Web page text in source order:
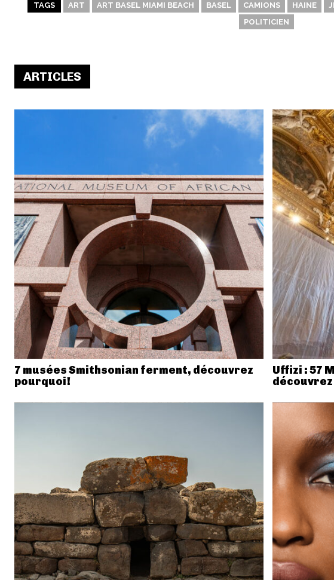
TAGS ART ART BASEL MIAMI BEACH BASEL CAMIONS HAINE
POLITICIEN
ARTICLES
7 musées Smithsonian ferment, découvrez
pourquoi!
Uffizi : 57
découvrez